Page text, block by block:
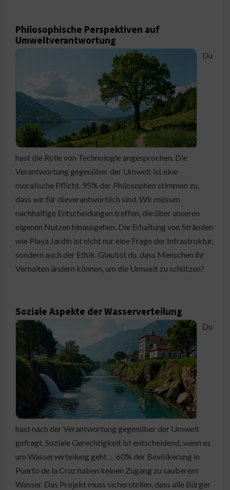
Philosophische Perspektiven auf
Umweltverantwortung
Du
hast die Rolle von Technologie angesprochen. Die
Verantwortung gegenüber der Umwelt ist eine
moralische Pflicht. 95% der Philosophen stimmen zu,
dass wir für dieverantwortlich sind. Wir müssen
nachhaltige Entscheidungen treffen, die über unseren
eigenen Nutzen hinausgehen. Die Erhaltung von Stränden
wie Playa Jardín ist nicht nur eine Frage der Infrastruktur,
sondern auch der Ethik. Glaubst du, dass Menschen ihr
Verhalten ändern können, um die Umwelt zu schützen?
Soziale Aspekte der Wasserverteilung
Du
hast nach der Verantwortung gegenüber der Umwelt
gefragt. Soziale Gerechtigkeit ist entscheidend, wenn es
um Wasserverteilung geht … 60% der Bevölkerung in
Puerto de la Cruz haben keinen Zugang zu sauberem
Wasser. Das Projekt muss sicherstellen, dass alle Bürger